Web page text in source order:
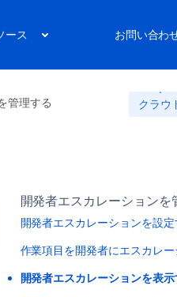
ース お問い合わ
管理する クラウ
開発者エスカレーションを
開発者エスカレーションを設定
作業項目を開発者にエスカレー
開発者エスカレーションを表示